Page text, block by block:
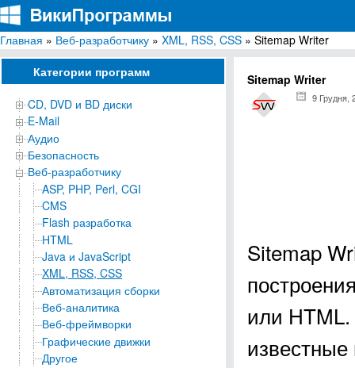
ВикиПрограммы
Энциклопедия бесплатных компьютерных программ для Windows
Главная » Веб-разработчику » XML, RSS, CSS » Sitemap Writer
Категории программ
CD, DVD и BD диски
E-Mail
Аудио
Безопасность
Веб-разработчику
ASP, PHP, Perl, CGI
CMS
Flash разработка
HTML
Java и JavaScript
XML, RSS, CSS
Автоматизация сборки
Веб-аналитика
Веб-фреймворки
Графические движки
Другое
Sitemap Writer
9 Грудня,
Sitemap
или